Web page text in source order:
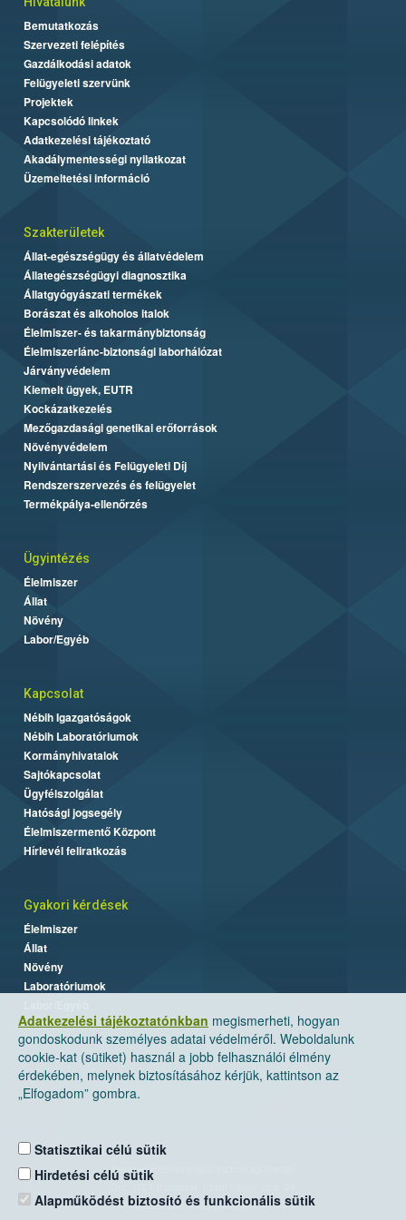
Adatkezelési tájékoztatónkban megismerheti, hogyan
gondoskodunk személyes adatai védelméről. Weboldalunk
cookie-kat (sütiket) használ a jobb felhasználói élmény
érdekében, melynek biztosításához kérjük, kattintson az
„Elfogadom” gombra.
Statisztikai célú sütik
Hirdetési célú sütik
Alapműködést biztosító és funkcionális sütik
Bemutatkozás
Szervezeti felépítés
Gazdálkodási adatok
Felügyeleti szervünk
Projektek
Kapcsolódó linkek
Adatkezelési tájékoztató
Akadálymentességi nyilatkozat
Üzemeltetési információ
Szakterületek
Állat-egészségügy és állatvédelem
Állategészségügyi diagnosztika
Állatgyógyászati termékek
Borászat és alkoholos italok
Élelmiszer- és takarmánybiztonság
Élelmiszerlánc-biztonsági laborhálózat
Járványvédelem
Kiemelt ügyek, EUTR
Kockázatkezelés
Mezőgazdasági genetikai erőforrások
Növényvédelem
Nyilvántartási és Felügyeleti Díj
Rendszerszervezés és felügyelet
Termékpálya-ellenőrzés
Ügyintézés
Élelmiszer
Állat
Növény
Labor/Egyéb
Kapcsolat
Nébih Igazgatóságok
Nébih Laboratóriumok
Kormányhivatalok
Sajtókapcsolat
Ügyfélszolgálat
Hatósági jogsegély
Élelmiszermentő Központ
Hírlevél feliratkozás
Gyakori kérdések
Élelmiszer
Állat
Növény
Laboratóriumok
Nemzeti Élelmiszerlánc-biztonsági Hivatal
Levelezési cím: 1525 Budapest. Pf. 30.